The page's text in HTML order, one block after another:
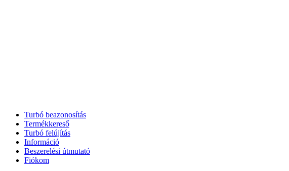
Turbó beazonosítás
Termékkereső
Turbó felújítás
Információ
Beszerelési útmutató
Fiókom